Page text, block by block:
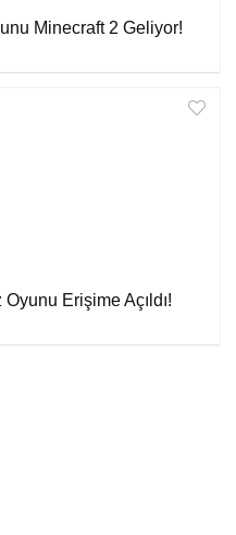
Minecraft 2 Geliyor!
Erişime Açıldı!